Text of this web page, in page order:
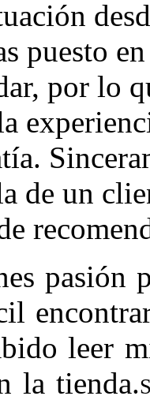
puesto
por lo
de un
pasión
leer
la tienda.